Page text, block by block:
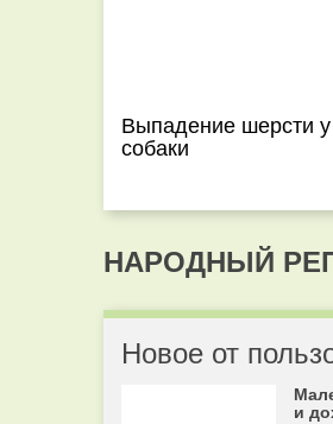
Выпадение шерсти у
собаки
НАРОДНЫЙ
Новое от
и